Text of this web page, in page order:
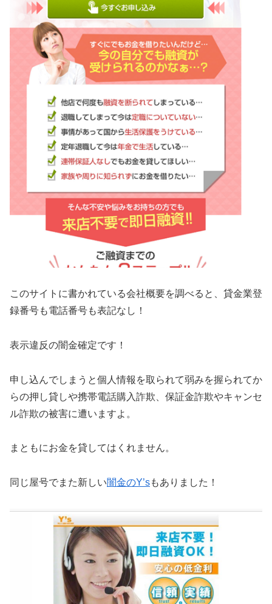
このサイトに書かれている会社概要を調べると、貸金業登
録番号も電話番号も表記なし！
表示違反の闇金確定です！
申し込んでしまうと個人情報を取られて弱みを握られてか
らの押し貸しや携帯電話購入詐欺、保証金詐欺やキャンセ
ル詐欺の被害に遭いますよ。
まともにお金を貸してはくれません。
同じ屋号でまた新しい闇金のY’sもありました！